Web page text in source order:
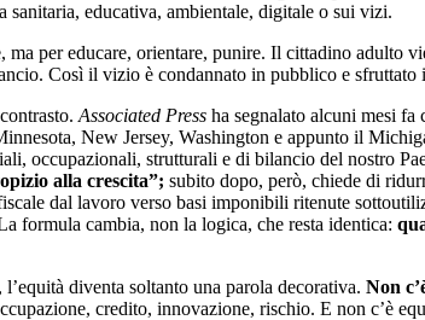
educativa, ambientale, digitale o sui vizi.
ma per educare, orientare, punire. Il cittadino adulto
Così il vizio è condannato in pubblico e sfruttato
Associated Press ha segnalato alcuni mesi
New Jersey, Washington e appunto il
occupazionali, strutturali e di bilancio del nostro
alla crescita”; subito dopo, però, chiede di
dal lavoro verso basi imponibili ritenute
formula cambia, non la logica, che resta identica:
diventa soltanto una parola decorativa. Non
credito, innovazione, rischio. E non c’è